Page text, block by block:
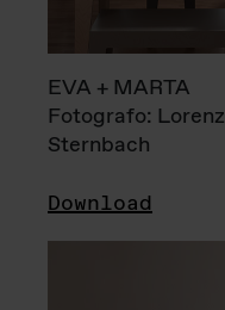
EVA + MARTA
Fotografo: Lorenz
Sternbach
Download